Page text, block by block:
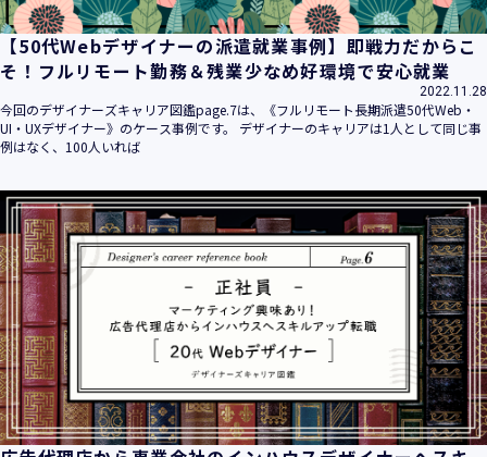
平成30年 7月 1日 改訂
令和6年 5月 1日 改訂
令和7年 2月17日 改訂
株式会社ユウクリ（以下「当社」といいます。）が取得する
個人情報とは、個人の識別に係る以下の情報をいいます。
カード情報、ログインID、パスワード、ニックネーム、IPア
ドレス等において、特定の個人を識別できる情報
（他の情報と照合することができ、それにより特定の個人を
識別することができることとなるものを含みます。）
・当社の運営・提供するサービス（以下総称して「当社サー
ビス」といいます。）において、お客様が、当社でご利用に
なったサービスの内容、ご利用日時、ご利用回数などのご利
用内容及びご利用履歴に関する情報
【個人情報の取得・収集について】
当社は、以下の方法により、個人情報を取得させていただき
【50代Webデザイナーの派遣就業事例】即戦力だからこ
そ！フルリモート勤務＆残業少なめ好環境で安心就業
2022.11.28
今回のデザイナーズキャリア図鑑page.7は、《フルリモート長期派遣50代Web・
UI・UXデザイナー》のケース事例です。 デザイナーのキャリアは1人として同じ事
例はなく、100人いれば